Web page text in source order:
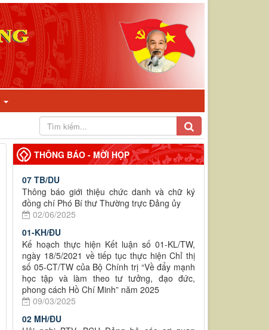
THÔNG BÁO - MỜI HỌP
07 TB/DU
Thông báo giới thiệu chức danh và chữ ký
đồng chí Phó Bí thư Thường trực Đảng ủy
02/06/2025
01-KH/ĐU
Kế hoạch thực hiện Kết luận số 01-KL/TW,
ngày 18/5/2021 về tiếp tục thực hiện Chỉ thị
số 05-CT/TW của Bộ Chính trị “Về đẩy mạnh
học tập và làm theo tư tưởng, đạo đức,
phong cách Hồ Chí Minh” năm 2025
09/03/2025
02 MH/ĐU